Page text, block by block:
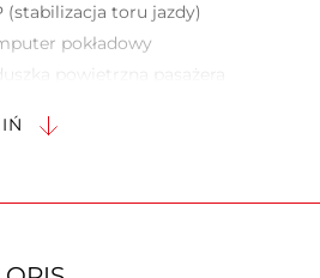
(stabilizacja toru jazdy)
pokładowy
powietrzna pasażera